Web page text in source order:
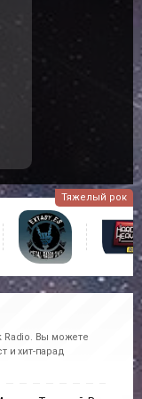
Тяжелый рок
Radio. Вы можете
и хит-парад